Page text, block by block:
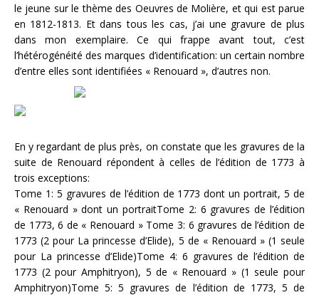
le jeune sur le thème des Oeuvres de Molière, et qui est parue
en 1812-1813. Et dans tous les cas, j’ai une gravure de plus
dans mon exemplaire. Ce qui frappe avant tout, c’est
l’hétérogénéité des marques d’identification: un certain nombre
d’entre elles sont identifiées « Renouard », d’autres non.
En y regardant de plus près, on constate que les gravures de la
suite de Renouard répondent à celles de l’édition de 1773 à
trois exceptions:
Tome 1: 5 gravures de l’édition de 1773 dont un portrait, 5 de
« Renouard » dont un portraitTome 2: 6 gravures de l’édition
de 1773, 6 de « Renouard » Tome 3: 6 gravures de l’édition de
1773 (2 pour La princesse d’Elide), 5 de « Renouard » (1 seule
pour La princesse d’Elide)Tome 4: 6 gravures de l’édition de
1773 (2 pour Amphitryon), 5 de « Renouard » (1 seule pour
Amphitryon)Tome 5: 5 gravures de l’édition de 1773, 5 de